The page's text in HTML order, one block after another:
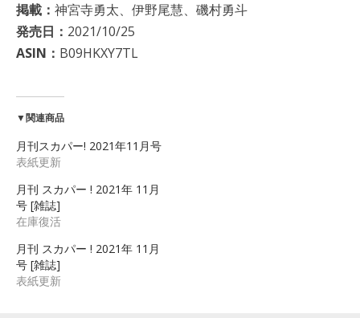
掲載： 神宮寺勇太、伊野尾慧、磯村勇斗
発売日： 2021/10/25
ASIN： B09HKXY7TL
▼関連商品
月刊スカパー! 2021年11月号
表紙更新
月刊 スカパー ! 2021年 11月
号 [雑誌]
在庫復活
月刊 スカパー ! 2021年 11月
号 [雑誌]
表紙更新